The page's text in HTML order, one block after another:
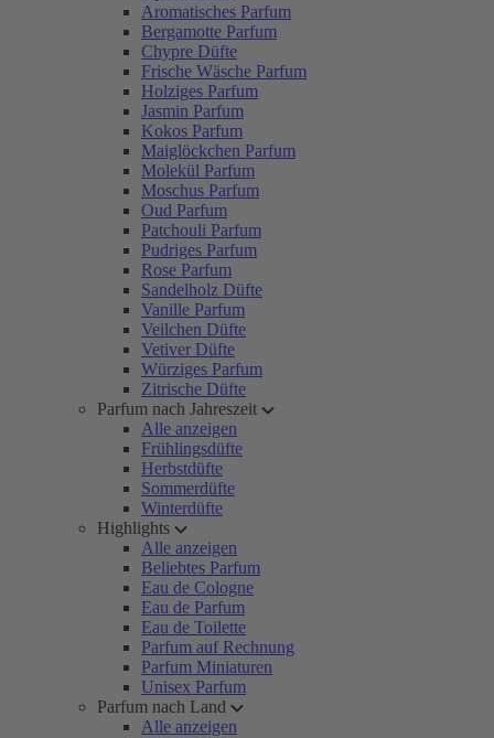
Aromatisches Parfum
Bergamotte Parfum
Chypre Düfte
Frische Wäsche Parfum
Holziges Parfum
Jasmin Parfum
Kokos Parfum
Maiglöckchen Parfum
Molekül Parfum
Moschus Parfum
Oud Parfum
Patchouli Parfum
Pudriges Parfum
Rose Parfum
Sandelholz Düfte
Vanille Parfum
Veilchen Düfte
Vetiver Düfte
Würziges Parfum
Zitrische Düfte
Parfum nach Jahreszeit
Alle anzeigen
Frühlingsdüfte
Herbstdüfte
Sommerdüfte
Winterdüfte
Highlights
Alle anzeigen
Beliebtes Parfum
Eau de Cologne
Eau de Parfum
Eau de Toilette
Parfum auf Rechnung
Parfum Miniaturen
Unisex Parfum
Parfum nach Land
Alle anzeigen